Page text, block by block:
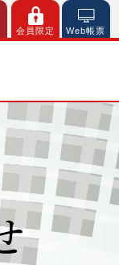
会員限定
Web帳票